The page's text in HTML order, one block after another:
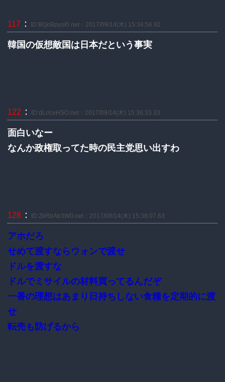
117 ： ID:BQoBpyoI0.net：2017/09/14(木) 15:34:56.92
韓国の仮想敵国は日本だという事実
122 ： ID:dLr/ceHSO.net：2017/09/14(木) 15:36:33.33
面白いなー
なんか政権取ってた時の民主党思い出すわ
128 ： ID:ZkRbAb3W0.net：2017/09/14(木) 15:38:07.63
アホだろ
せめて渡すならウォンで渡せ
ドルを渡すな
ドルでミサイルの材料買ってるんだぞ
一番の理想はあまり日持ちしない食糧を定期的に渡
せ
転売も防げるから